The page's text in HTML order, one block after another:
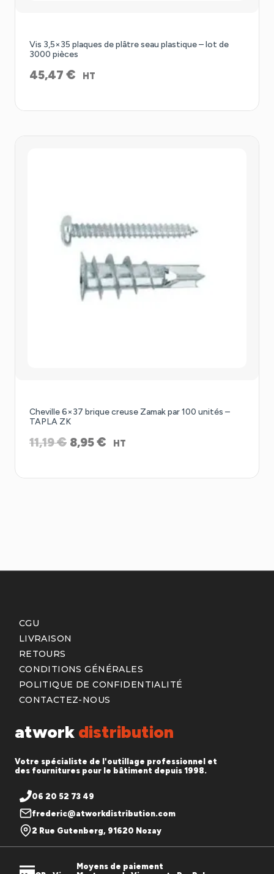
Vis 3,5×35 plaques de plâtre seau plastique – lot de
3000 pièces
45,47 € HT
Cheville 6×37 brique creuse Zamak par 100 unités –
TAPLA ZK
11,19€ Le
initial
8,95€ Le
actuel
HT
atwork distribution
Votre spécialiste de l'outillage professionnel et
des fournitures pour le bâtiment depuis 1998.
06 20 52 73 49
frederic@atworkdistribution.com
2 Rue Gutenberg, 91620 Nozay
CGU
LIVRAISON
RETOURS
CONDITIONS GÉNÉRALES
POLITIQUE DE CONFIDENTIALITÉ
CONTACTEZ-NOUS
Moyens de paiement